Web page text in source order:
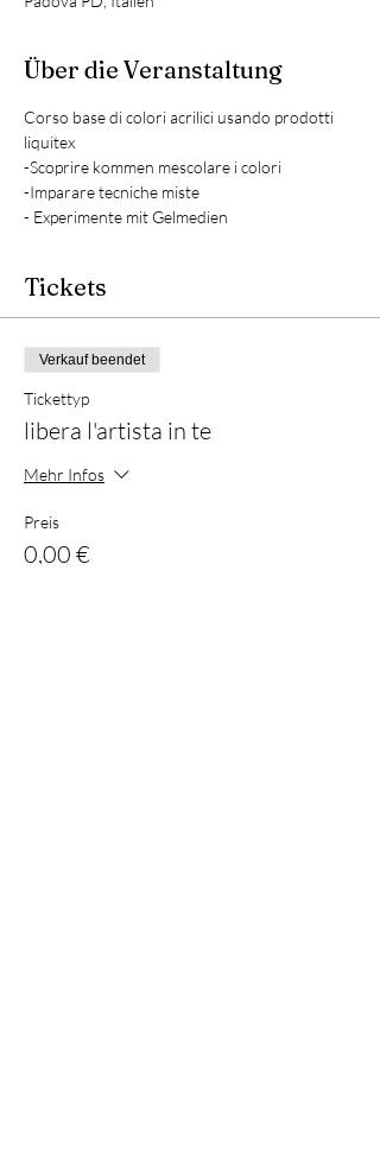
Über die Veranstaltung
Corso base di colori acrilici usando prodotti
liquitex
-Scoprire kommen mescolare i colori
-Imparare tecniche miste
- Experimente mit Gelmedien
Tickets
Verkauf beendet
Tickettyp
libera l'artista in te
Mehr Infos
Preis
0,00 €